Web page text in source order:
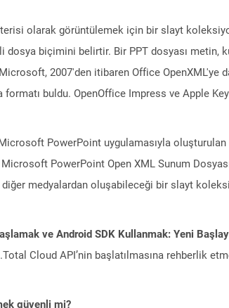
olarak görüntülemek için bir slayt
dosya biçimini belirtir. Bir PPT dosyası
2007'den itibaren Office OpenXML'ye
buldu. OpenOffice Impress ve Apple
PowerPoint uygulamasıyla
PowerPoint Open XML Sunum
medyalardan oluşabileceği bir slayt
ve Android SDK Kullanmak: Yeni
Cloud API’nin başlatılmasına rehberlik
güvenli mi?